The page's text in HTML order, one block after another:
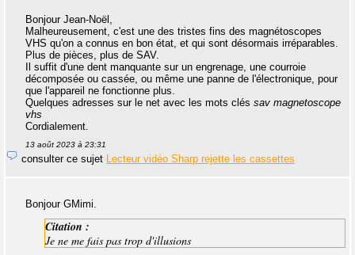
Bonjour Jean-Noël,
Malheureusement, c'est une des tristes fins des magnétoscopes
VHS qu'on a connus en bon état, et qui sont désormais irréparables.
Plus de pièces, plus de SAV.
Il suffit d'une dent manquante sur un engrenage, une courroie
décomposée ou cassée, ou même une panne de l'électronique, pour
que l'appareil ne fonctionne plus.
Quelques adresses sur le net avec les mots clés sav magnetoscope
vhs
Cordialement.
13 août 2023 à 23:31
consulter ce sujet Lecteur vidéo Sharp rejette les cassettes
Bonjour GMimi.
Citation :
Je ne me fais pas trop d'illusions